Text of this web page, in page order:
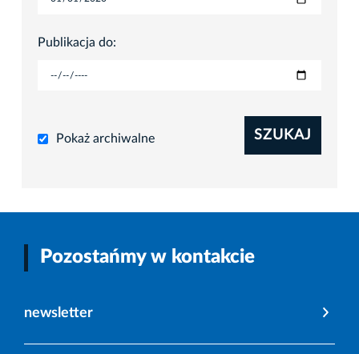
Publikacja do:
Pokaż archiwalne SZUKAJ
Pozostańmy w kontakcie
newsletter